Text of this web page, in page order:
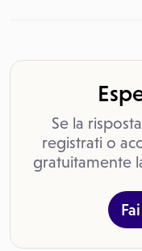
Se la
registrati o
gratuitamente